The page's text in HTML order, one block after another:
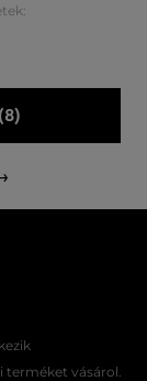
terméket vásárol.